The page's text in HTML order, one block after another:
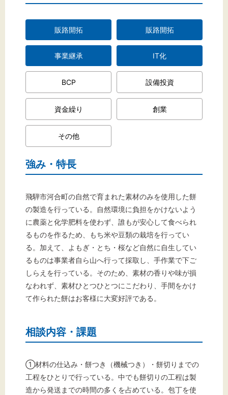
販路開拓 販路開拓
事業継承 IT化
BCP 設備投資
資金繰り 創業
その他
強み・特長
飛騨市河合町の自然で育まれた素材のみを使用した餅
の製造を行っている。自然環境に負担をかけないよう
に農薬と化学肥料を使わず、誰もが安心して食べられ
るものを作るため、もち米や豆類の栽培を行ってい
る。加えて、よもぎ・とち・桜など自然に自生してい
るものは事業者自ら山へ行って採取し、手作業で下ご
しらえを行っている。そのため、素材の香りや味が損
なわれず、素材ひとつひとつにこだわり、手間をかけ
て作られた餅はお客様に大変好評である。
相談内容・課題
①材料の仕込み・餅つき（機械つき）・餅切りまでの
工程をひとりで行っている。中でも餅切りの工程は製
造から発送までの時間の多くを占めている。包丁を使